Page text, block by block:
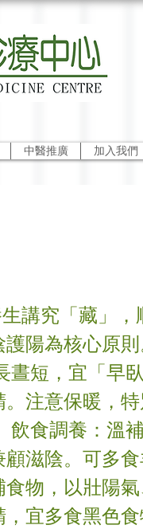
中醫推廣 加入我們
講究「藏」，
陽為核心原
晝短，宜「早
注意保暖，特
飲食調養：溫
滋陰。可多
物，以壯陽
宜多食黑色